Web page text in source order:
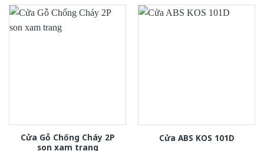
Cửa Gỗ Chống Cháy 2P
son xam trang
Cửa ABS KOS 101D